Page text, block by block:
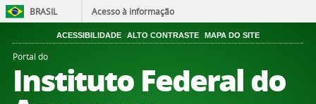
BRASIL Acesso à informação
ACESSIBILIDADE ALTO CONTRASTE MAPA DO SITE
Portal do
Instituto Federal do